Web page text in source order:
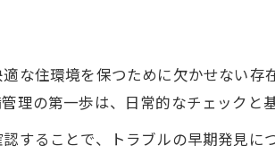
な住環境を保つために欠かせない
の第一歩は、日常的なチェックと
することで、トラブルの早期発見に